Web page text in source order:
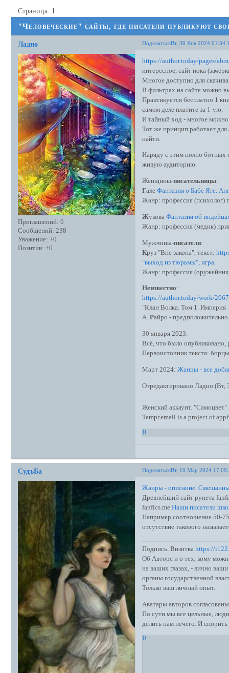
"Человеческие" сайты, где писатели публикуют
Страница: 1
ПоделитьсяВт, 30 Янв 2024
Ладно
Приглашений: 0
Сообщений: 238
Уважение: +0
Позитив: +0
https://author.today/pages/
интересное, сайтпока
Многое доступно для
В фильтрах на сайте можно
Практикуется бесплатно 1
самом деле платите за 1-ую.
И тайный ход - многое можно
Тот же принцип работает
найти.
Наряду с этим полно ботных
живую аудиторию.
Женщины-писательницы:
ГалеФантазия о Бабе Яге.
Жанр: профессия (психолог)
ЖуковаФантазия об
Жанр: профессия (медик)
Мужчины-писатели:
Круз "Вне закона", текст:
"выход из тюрьмы", игра.
Жанр: профессия
Неизвестно:
https://author.today/work/
"Клан Волка. Том 1. Империя
А.Райро -
30 января 2023.
Всё, что было опубликовано,
Первоисточник текста:
Март 2024:Жанры - все
Отредактировано Ладно
Женский аккаунт.
Tempr.email is a project of
0
ПоделитьсяВт, 19 Мар 2024
СудъБа
Жанры - описание.
Древнейший сайт рунета
fanfics.meНаши писатели
Например соотношение 50-
отсутствие такового
Подпись. Визиткаhttps://
Об Авторе и о тех, кому
на ваших глазах, - лично
органы государственной
Только ваш личный опыт.
Аватары авторов
По сути мы все цельные, люди
делить нам нечего. И
0